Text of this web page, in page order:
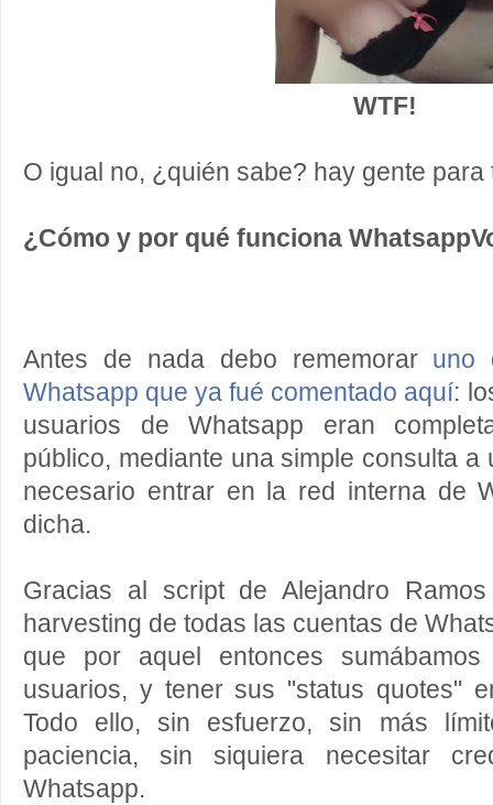
WTF!
O igual no, ¿quién sabe? hay gente para
¿Cómo y por qué funciona
Antes de nada debo rememorar uno
Whatsapp que ya fué comentado aquí:
usuarios de Whatsapp eran
público, mediante una simple consulta a
necesario entrar en la red interna de
dicha.
Gracias al script de Alejandro
harvesting de todas las cuentas de
que por aquel entonces
usuarios, y tener sus "status quotes"
Todo ello, sin esfuerzo, sin más
paciencia, sin siquiera necesitar
Whatsapp.